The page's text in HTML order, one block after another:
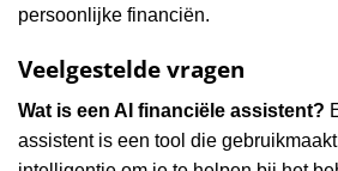
persoonlijke financiën.
Veelgestelde vragen
Wat is een AI financiële assistent?
assistent is een tool die